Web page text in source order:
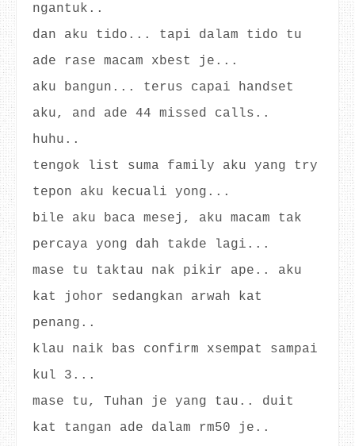
ngantuk..
dan aku tido... tapi dalam tido tu
ade rase macam xbest je...
aku bangun... terus capai handset
aku, and ade 44 missed calls..
huhu..
tengok list suma family aku yang try
tepon aku kecuali yong...
bile aku baca mesej, aku macam tak
percaya yong dah takde lagi...
mase tu taktau nak pikir ape.. aku
kat johor sedangkan arwah kat
penang..
klau naik bas confirm xsempat sampai
kul 3...
mase tu, Tuhan je yang tau.. duit
kat tangan ade dalam rm50 je..